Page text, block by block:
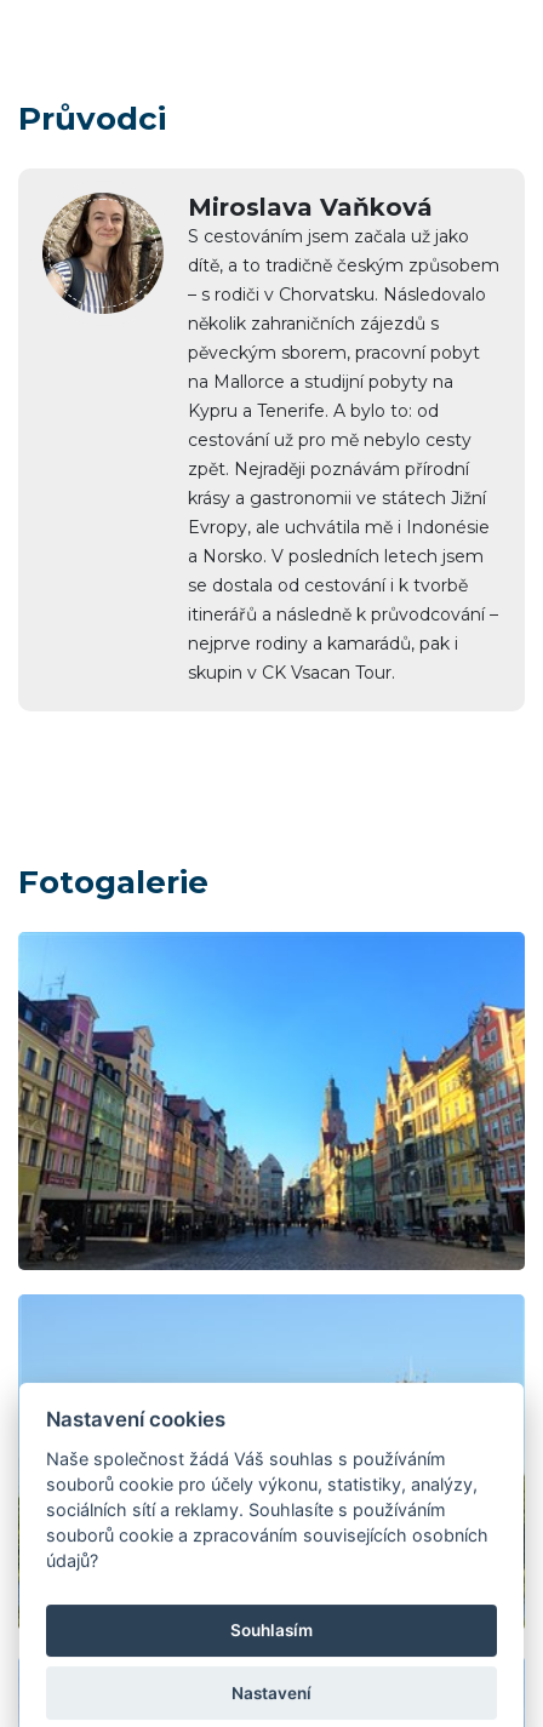
Průvodci
Miroslava Vaňková
S cestováním jsem začala už jako
dítě, a to tradičně českým způsobem
– s rodiči v Chorvatsku. Následovalo
několik zahraničních zájezdů s
pěveckým sborem, pracovní pobyt
na Mallorce a studijní pobyty na
Kypru a Tenerife. A bylo to: od
cestování už pro mě nebylo cesty
zpět. Nejraději poznávám přírodní
krásy a gastronomii ve státech Jižní
Evropy, ale uchvátila mě i Indonésie
a Norsko. V posledních letech jsem
se dostala od cestování i k tvorbě
itinerářů a následně k průvodcování –
nejprve rodiny a kamarádů, pak i
skupin v CK Vsacan Tour.
Fotogalerie
Nastavení cookies
Naše společnost žádá Váš souhlas s používáním
souborů cookie pro účely výkonu, statistiky, analýzy,
sociálních sítí a reklamy. Souhlasíte s používáním
souborů cookie a zpracováním souvisejících osobních
údajů?
Souhlasím
Nastavení